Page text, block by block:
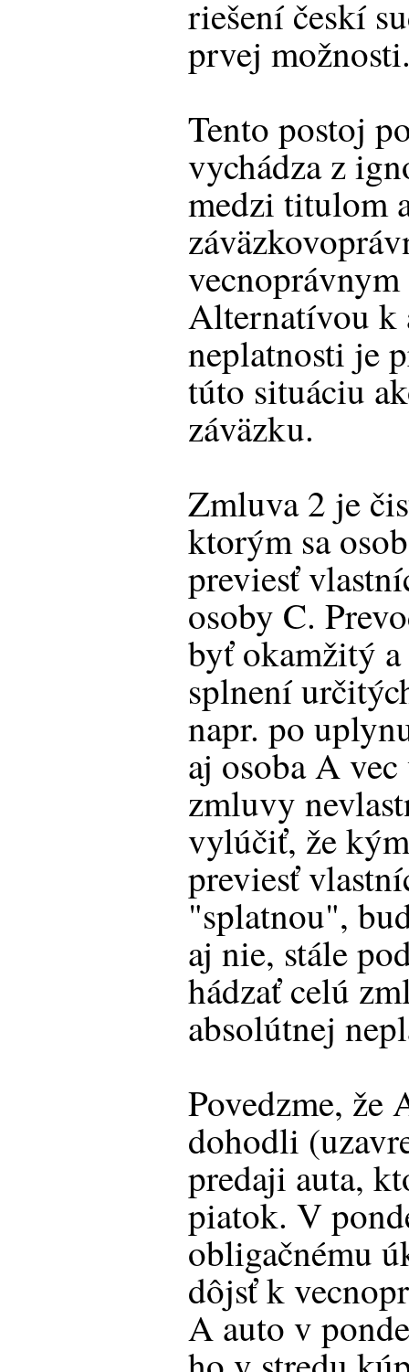
riešení českí
prvej
Tento postoj
vychádza z
medzi titulom
Alternatívou k
neplatnosti je
túto situáciu
záväzku.
Zmluva 2 je
ktorým sa
previesť
osoby C.
byť okamžitý a
splnení
napr. po
aj osoba A
zmluvy
vylúčiť, že
previesť
"splatnou",
aj nie, stále
hádzať celú
absolútnej
Povedzme, že
dohodli
predaji auta,
piatok. V
obligačnému
dôjsť k
A auto v